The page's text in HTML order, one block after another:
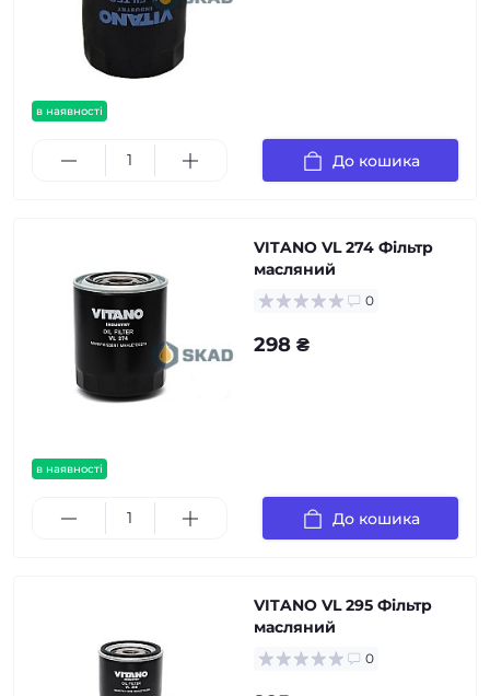
в наявності
До кошика
в наявності
VITANO VL 274 Фільтр
масляний
0
298 ₴
До кошика
VITANO VL 295 Фільтр
масляний
0